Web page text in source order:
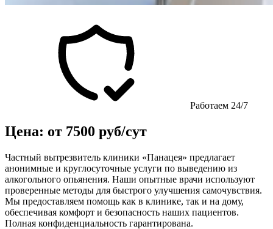
Работаем 24/7
Цена: от 7500 руб/сут
Частный вытрезвитель клиники «Панацея» предлагает
анонимные и круглосуточные услуги по выведению из
алкогольного опьянения. Наши опытные врачи используют
проверенные методы для быстрого улучшения самочувствия.
Мы предоставляем помощь как в клинике, так и на дому,
обеспечивая комфорт и безопасность наших пациентов.
Полная конфиденциальность гарантирована.